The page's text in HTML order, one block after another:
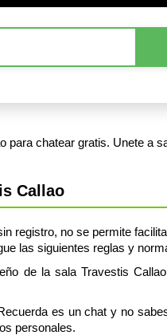
chatear gratis. Unete a
Callao
registro, no se permite
las siguientes reglas y
de la sala Travestis
es un chat y no
personales.